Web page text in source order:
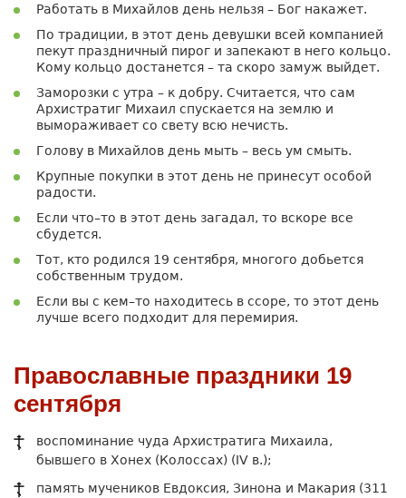
Работать в Михайлов день нельзя – Бог накажет.
По традиции, в этот день девушки всей компанией
пекут праздничный пирог и запекают в него кольцо.
Кому кольцо достанется – та скоро замуж выйдет.
Заморозки с утра – к добру. Считается, что сам
Архистратиг Михаил спускается на землю и
вымораживает со свету всю нечисть.
Голову в Михайлов день мыть – весь ум смыть.
Крупные покупки в этот день не принесут особой
радости.
Если что–то в этот день загадал, то вскоре все
сбудется.
Тот, кто родился 19 сентября, многого добьется
собственным трудом.
Если вы с кем–то находитесь в ссоре, то этот день
лучше всего подходит для перемирия.
Православные праздники 19
сентября
воспоминание чуда Архистратига Михаила,
бывшего в Хонех (Колоссах) (IV в.);
память мучеников Евдоксия, Зинона и Макария (311